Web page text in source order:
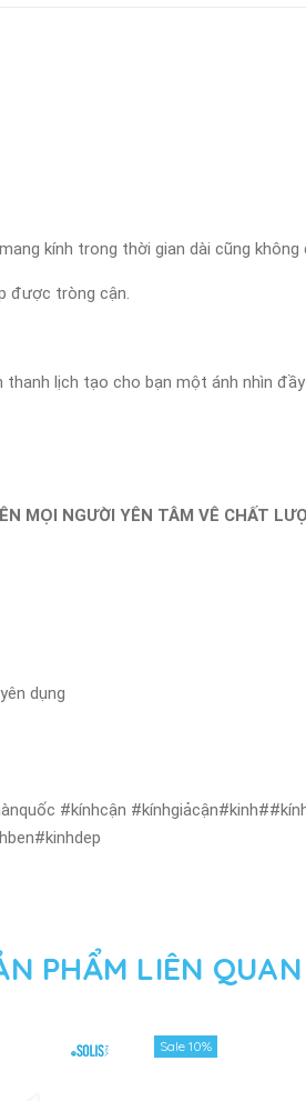
kính trong thời gian dài cũng không
được tròng cận.
thanh lịch tạo cho bạn một ánh nhìn
MỌI NGƯỜI YÊN TÂM VÊ CHẤT
dụng
#kínhcận
PHẨM LIÊN QUAN
Sale 10%